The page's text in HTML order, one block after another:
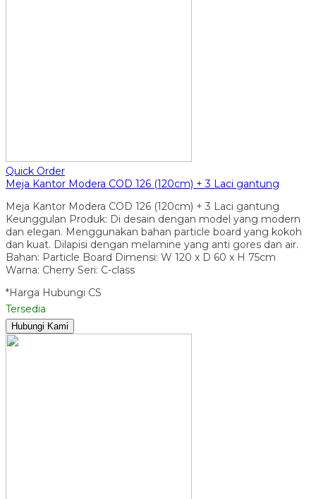
Quick Order
Meja Kantor Modera COD 126 (120cm) + 3 Laci gantung
Meja Kantor Modera COD 126 (120cm) + 3 Laci gantung
Keunggulan Produk: Di desain dengan model yang modern
dan elegan. Menggunakan bahan particle board yang kokoh
dan kuat. Dilapisi dengan melamine yang anti gores dan air.
Bahan: Particle Board Dimensi: W 120 x D 60 x H 75cm
Warna: Cherry Seri: C-class
*Harga Hubungi CS
Tersedia
Hubungi Kami